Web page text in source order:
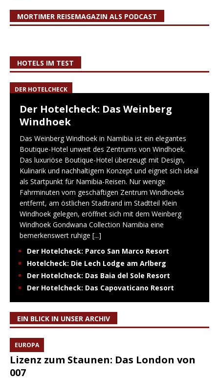
MORTIMER REISEMAGAZIN ALS PODCAST
HOTELS IM TEST
DER HOTELCHECK
Der Hotelcheck: Das Weinberg
Windhoek
Das Weinberg Windhoek in Namibia ist ein elegantes
Boutique-Hotel unweit des Zentrums von Windhoek.
Das luxuriöse Boutique-Hotel überzeugt mit Design,
Kulinarik und nachhaltigem Konzept und eignet sich ideal
als Startpunkt für Namibia-Reisen. Nur wenige
Fahrminuten vom geschäftigen Zentrum Windhoeks
entfernt, am östlichen Stadtrand im Stadtteil Klein
Windhoek gelegen, eröffnet sich mit dem Weinberg
Windhoek Gondwana Collection Namibia eine
bemerkenswert ruhige [...]
Der Hotelcheck: Parco San Marco Resort
Hotelcheck: Die Lech Lodge am Arlberg
Der Hotelcheck: Das Baia del Sole Resort
Der Hotelcheck: Das Capovaticano Resort
EIN BLICK IN UNSER ARCHIV
EUROPA
Lizenz zum Staunen: Das London von
007